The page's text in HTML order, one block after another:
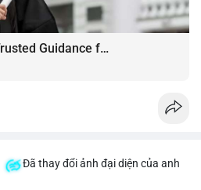
My Assignment Help: Trusted Guidance for Academic Excellence
Đã thay đổi ảnh đại diện của anh